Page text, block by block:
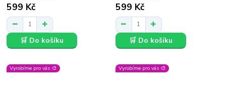
599 Kč
🛒 Do košíku
599 Kč
🛒 Do košíku
Vyrobíme pro vás 🎨 Vyrobíme pro vás 🎨